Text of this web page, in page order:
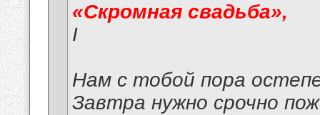
«Скромная свадьба»,
I
Нам с тобой пора
Завтра нужно срочно